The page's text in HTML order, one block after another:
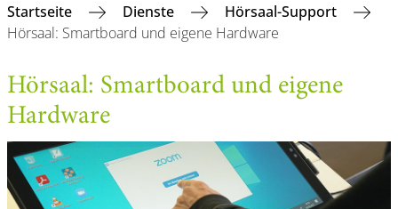
Startseite Dienste
Hörsaal-Support
Hörsaal: Smartboard und eigene Hardware
Hörsaal: Smartboard und eigene
Hardware